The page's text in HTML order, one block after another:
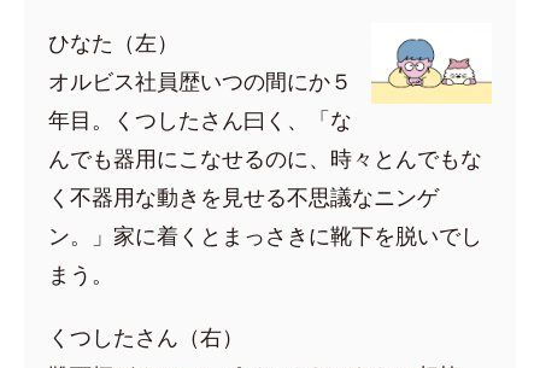
ひなた（左）
オルビス社員歴いつの間にか５
年目。くつしたさん曰く、「な
んでも器用にこなせるのに、時々とんでもな
く不器用な動きを見せる不思議なニンゲ
ン。」家に着くとまっさきに靴下を脱いでし
まう。
くつしたさん（右）